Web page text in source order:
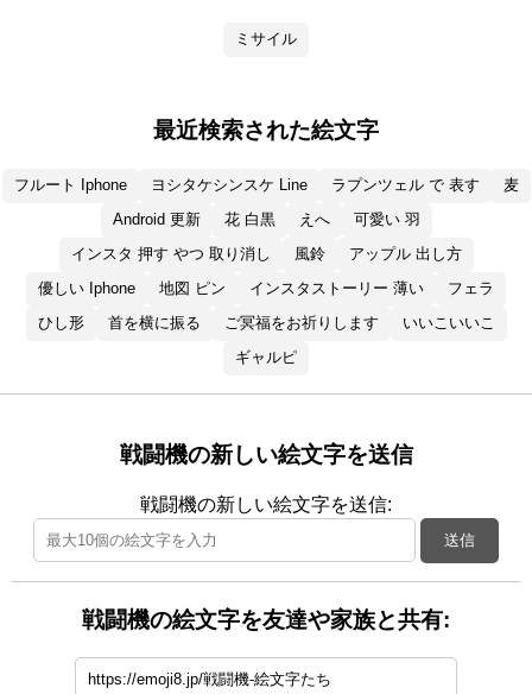
ミサイル
最近検索された絵文字
フルート Iphone ヨシタケシンスケ Line ラプンツェル で 表す
麦
Android 更新
花 白黒 えへ
可愛い 羽
インスタ 押す やつ 取り消し
風鈴
アップル 出し方
優しい Iphone
地図 ピン インスタストーリー 薄い
フェラ
ひし形
首を横に振る ご冥福をお祈りします
いいこいいこ
ギャルピ
戦闘機の新しい絵文字を送信
戦闘機の新しい絵文字を送信:
送信
戦闘機の絵文字を友達や家族と共有: